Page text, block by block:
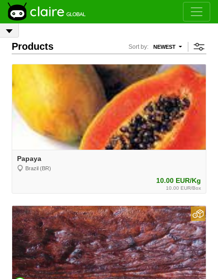
Products Sort by: NEWEST
Papaya
Brazil (BR)
10.00 EUR/Kg
10.00 EUR/Box